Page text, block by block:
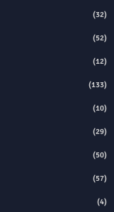
(32)
(52)
(12)
(133)
(10)
(29)
(50)
(57)
(4)